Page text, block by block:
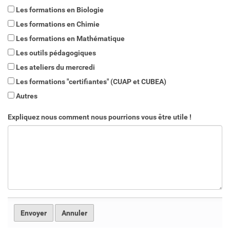
Les formations en Biologie
Les formations en Chimie
Les formations en Mathématique
Les outils pédagogiques
Les ateliers du mercredi
Les formations "certifiantes" (CUAP et CUBEA)
Autres
Expliquez nous comment nous pourrions vous être utile !